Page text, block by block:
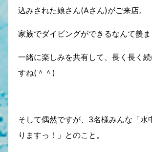
込みされた娘さん(Aさん)がご来店。
家族でダイビングができるなんて羨
一緒に楽しみを共有して、長く長く
すね(＾＾)
そして偶然ですが、3名様みんな「水
りますっ！」とのこと。